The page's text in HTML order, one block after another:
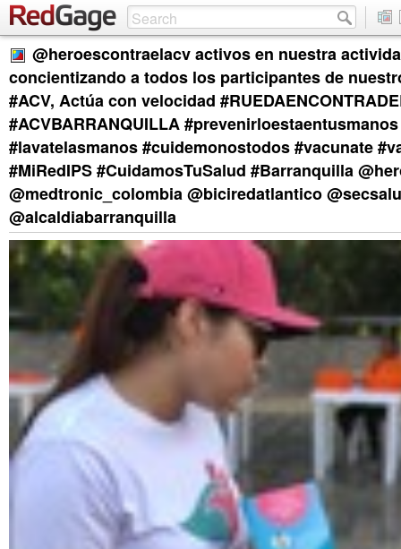
@heroescontraelacv activos en nuestra
concientizando a todos los participantes de
#ACV, Actúa con velocidad
#ACVBARRANQUILLA #prevenirloestaentusmanos
#lavatelasmanos #cuidemonostodos #vacunate
#MiRedIPS #CuidamosTuSalud #Barranquilla
@medtronic_colombia @biciredatlantico
@alcaldiabarranquilla